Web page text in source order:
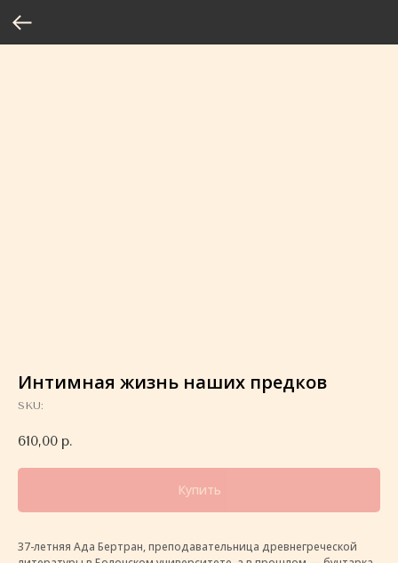
Интимная жизнь наших предков
SKU:
610,00 р.
Купить
37-летняя Ада Бертран, преподавательница древнегреческой